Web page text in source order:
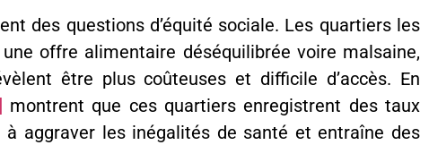
des questions d’équité sociale. Les quartiers les
offre alimentaire déséquilibrée voire malsaine,
être plus coûteuses et difficile d’accès. En
montrent que ces quartiers enregistrent des taux
à aggraver les inégalités de santé et entraîne des